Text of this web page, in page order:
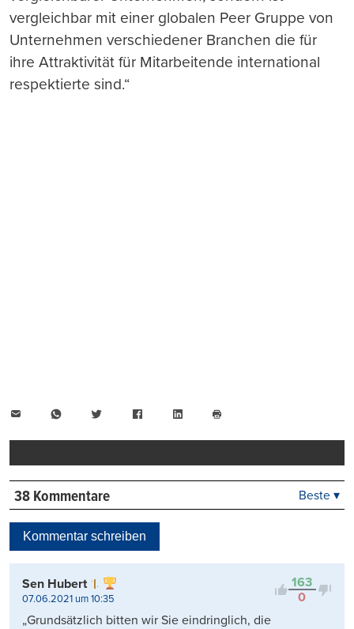
vergleichbar mit einer globalen Peer Gruppe von
Unternehmen verschiedener Branchen die für
ihre Attraktivität für Mitarbeitende international
respektierte sind.“
WhatsAppTwitter FacebookLinkedIn
drucken
38 Kommentare
Kontrovers
Beste ▾
Kommentar schreiben
163
0
Sen Hubert
07.06.2021 um 10:35
„Grundsätzlich bitten wir Sie eindringlich, die